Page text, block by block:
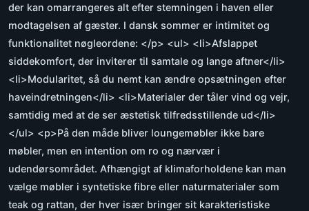
der kan omarrangeres alt efter stemningen i haven eller
modtagelsen af gæster. I dansk sommer er intimitet og
funktionalitet nøgleordene: </p> <ul> <li>Afslappet
siddekomfort, der inviterer til samtale og lange aftner</li>
<li>Modularitet, så du nemt kan ændre opsætningen efter
haveindretningen</li> <li>Materialer der tåler vind og vejr,
samtidig med at de ser æstetisk tilfredsstillende ud</li>
</ul> <p>På den måde bliver loungemøbler ikke bare
møbler, men en intention om ro og nærvær i
udendørsområdet. Afhængigt af klimaforholdene kan man
vælge møbler i syntetiske fibre eller naturmaterialer som
teak og rattan, der hver især bringer sit karakteristiske